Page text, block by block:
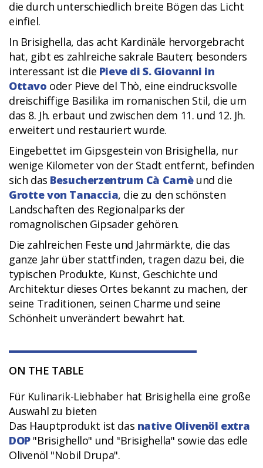
die durch unterschiedlich breite Bögen das Licht
einfiel.
In Brisighella, das acht Kardinäle hervorgebracht
hat, gibt es zahlreiche sakrale Bauten; besonders
interessant ist die Pieve di S. Giovanni in
Ottavo oder Pieve del Thò, eine eindrucksvolle
dreischiffige Basilika im romanischen Stil, die um
das 8. Jh. erbaut und zwischen dem 11. und 12. Jh.
erweitert und restauriert wurde.
Eingebettet im Gipsgestein von Brisighella, nur
wenige Kilometer von der Stadt entfernt, befinden
sich das Besucherzentrum Cà Carnèund die
Grotte von Tanaccia, die zu den schönsten
Landschaften des Regionalparks der
romagnolischen Gipsader gehören.
Die zahlreichen Feste und Jahrmärkte, die das
ganze Jahr über stattfinden, tragen dazu bei, die
typischen Produkte, Kunst, Geschichte und
Architektur dieses Ortes bekannt zu machen, der
seine Traditionen, seinen Charme und seine
Schönheit unverändert bewahrt hat.
ON THE TABLE
Für Kulinarik-Liebhaber hat Brisighella eine große
Auswahl zu bieten
Das Hauptprodukt ist das native Olivenöl extra
DOP "Brisighello" und "Brisighella" sowie das edle
Olivenöl "Nobil Drupa".